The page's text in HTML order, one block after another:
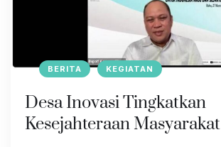
BERITA KEGIATAN
Desa Inovasi Tingkatkan
Kesejahteraan Masyarakat